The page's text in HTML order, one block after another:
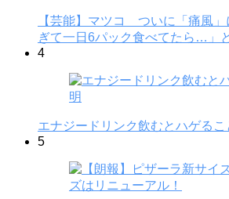
【芸能】マツコ ついに「痛風
ぎて一日6パック食べてたら…」
4
エナジードリンク飲むとハゲるこ
5